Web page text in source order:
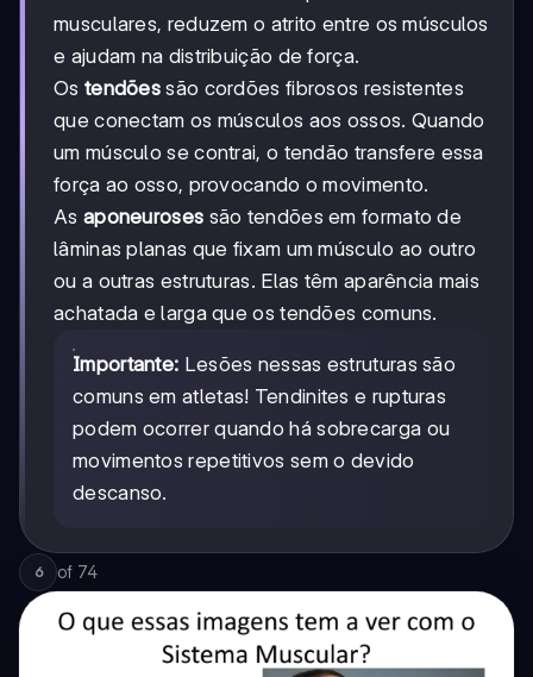
musculares, reduzem o atrito entre os músculos
e ajudam na distribuição de força.
Os tendões são cordões fibrosos resistentes
que conectam os músculos aos ossos. Quando
um músculo se contrai, o tendão transfere essa
força ao osso, provocando o movimento.
As aponeuroses são tendões em formato de
lâminas planas que fixam um músculo ao outro
ou a outras estruturas. Elas têm aparência mais
achatada e larga que os tendões comuns.
Importante: Lesões nessas estruturas são
comuns em atletas! Tendinites e rupturas
podem ocorrer quando há sobrecarga ou
movimentos repetitivos sem o devido
descanso.
6 of 74